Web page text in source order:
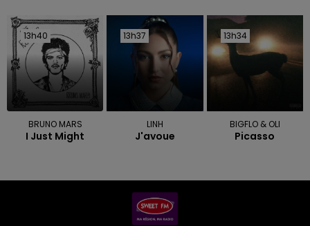
13h40
13h40
BRUNO MARS
I Just Might
13h37
13h37
LINH
J'avoue
13h34
13h34
BIGFLO & OLI
Picasso